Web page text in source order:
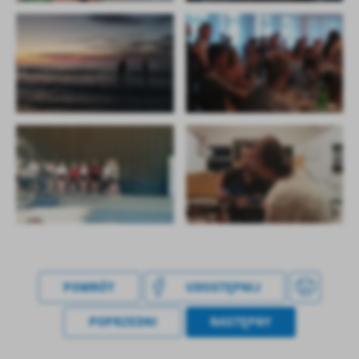
POWRÓT UDOSTĘPNIJ
POPRZEDNI NASTĘPNY